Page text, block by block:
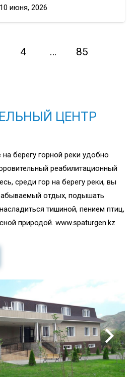
10 июня, 2026
4 … 85
ЦЕНТР
берегу горной реки удобно
реабилитационный
среди гор на берегу реки, вы
отдых, подышать
тишиной, пением птиц,
природой. www.spaturgen.kz